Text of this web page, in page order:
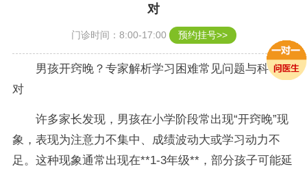
对
门诊时间：8:00-17:00 预约挂号>>
男孩开窍晚？专家解析学习困难常见问题与科学应
对
许多家长发现，男孩在小学阶段常出现“开窍晚”现
象，表现为注意力不集中、成绩波动大或学习动力不
足。这种现象通常出现在**1-3年级**，部分孩子可能延